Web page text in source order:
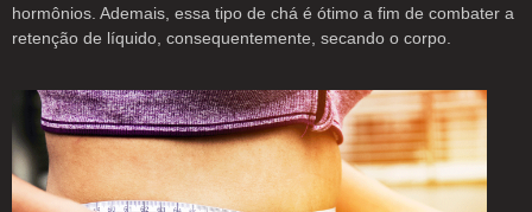
hormônios. Ademais, essa tipo de chá é ótimo a fim de combater a
retenção de líquido, consequentemente, secando o corpo.